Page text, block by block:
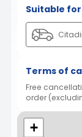
Suitable for
Terms of
Free
order
+